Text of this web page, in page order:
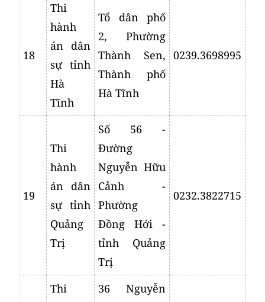
18
Thi
hành
án dân
sự tỉnh
Hà
Tĩnh
Tổ dân phố
2, Phường
Thành Sen,
Thành phố
Hà Tĩnh
0239.3698995
19
Thi
hành
án dân
sự tỉnh
Quảng
Trị
Số 56 -
Đường
Nguyễn Hữu
Cảnh -
Phường
Đồng Hới -
tỉnh Quảng
Trị
0232.3822715
Thi
36 Nguyễn